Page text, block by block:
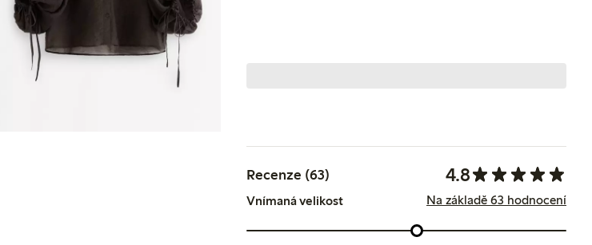
Recenze (63) 4.8
Vnímaná velikost Na základě 63 hodnocení